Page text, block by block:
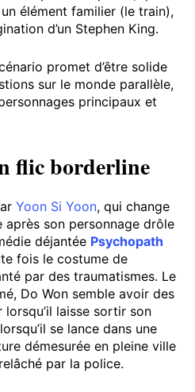
élément familier (le train),
d’un Stephen King.
promet d’être solide
sur le monde parallèle,
principaux et
flic borderline
Yoon Si Yoon, qui change
son personnage drôle
déjantée Psychopath
fois le costume de
par des traumatismes. Le
Do Won semble avoir des
laisse sortir son
se lance dans une
démesurée en pleine ville
par la police.